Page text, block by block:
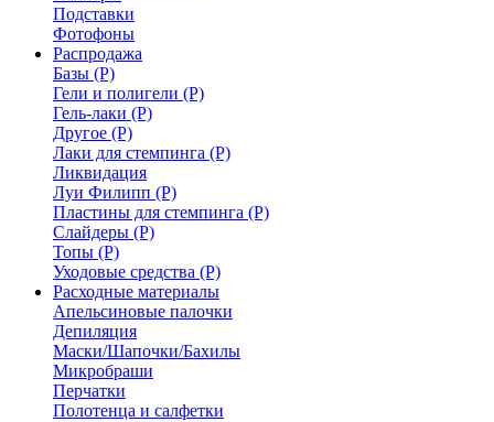
Подставки
Фотофоны
Распродажа
Базы (Р)
Гели и полигели (Р)
Гель-лаки (Р)
Другое (Р)
Лаки для стемпинга (Р)
Ликвидация
Луи Филипп (Р)
Пластины для стемпинга (Р)
Слайдеры (Р)
Топы (Р)
Уходовые средства (Р)
Расходные материалы
Апельсиновые палочки
Депиляция
Маски/Шапочки/Бахилы
Микробраши
Перчатки
Полотенца и салфетки